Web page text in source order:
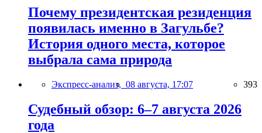
Почему президентская резиденция
появилась именно в Загульбе?
История одного места, которое
выбрала сама природа
Экспресс-анализ, 08 августа, 17:07 393
Судебный обзор: 6–7 августа 2026
года